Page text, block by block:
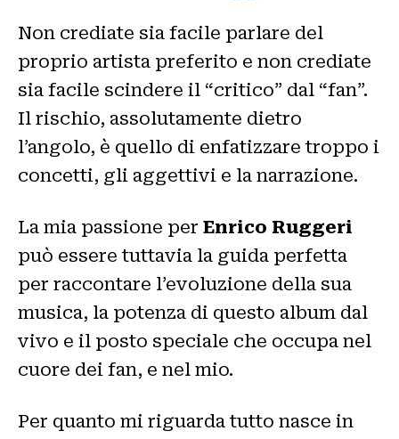
Non crediate sia facile parlare del
proprio artista preferito e non crediate
sia facile scindere il “critico” dal “fan”.
Il rischio, assolutamente dietro
l’angolo, è quello di enfatizzare troppo i
concetti, gli aggettivi e la narrazione.
La mia passione per Enrico Ruggeri
può essere tuttavia la guida perfetta
per raccontare l’evoluzione della sua
musica, la potenza di questo album dal
vivo e il posto speciale che occupa nel
cuore dei fan, e nel mio.
Per quanto mi riguarda tutto nasce in